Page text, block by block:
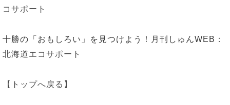
コサポート
十勝の「おもしろい」を見つけよう！月刊しゅんWEB：
北海道エコサポート
【トップへ戻る】